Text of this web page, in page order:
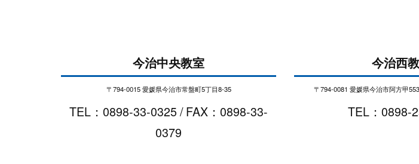
今治中央教室
〒794-0015 愛媛県今治市常盤町5丁目8-35
TEL：0898-33-0325 / FAX：0898-33-
0379
今治西
〒794-0081 愛媛県今治市阿方甲
TEL：0898-